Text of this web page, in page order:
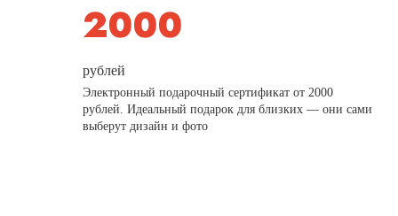
рублей
Электронный подарочный сертификат от 2000
рублей. Идеальный подарок для близких — они сами
выберут дизайн и фото